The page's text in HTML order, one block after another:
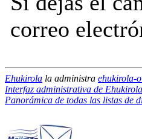
correo
Ehukirola la administra ehukirola-
Interfaz administrativa de Ehukirola
Panorámica de todas las listas de